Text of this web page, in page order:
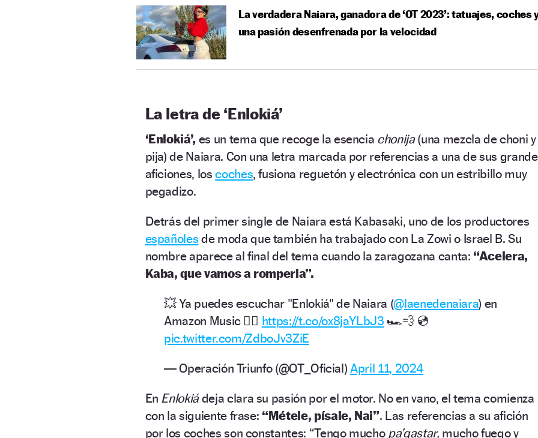
La verdadera Naiara, ganadora de ‘OT 2023’: tatuajes, coches
una pasión desenfrenada por la velocidad
La letra de ‘Enlokiá’
‘Enlokiá’, es un tema que recoge la esencia chonija(una mezcla de choni y
pija) de Naiara. Con una letra marcada por referencias a una de sus
aficiones, loscoches, fusiona reguetón y electrónica con un estribillo muy
pegadizo.
Detrás del primer single de Naiara está Kabasaki, uno de los productores
españoles de moda que también ha trabajado con La Zowi o Israel B. Su
nombre aparece al final del tema cuando la zaragozana canta: “Acelera,
Kaba, que vamos a romperla”.
💥 Ya puedes escuchar "Enlokiá" de Naiara (@laenedenaiara) en
Amazon Music 👉🏻 https://t.co/ox8jaYLbJ3 🏎️💨 💿
pic.twitter.com/ZdboJv3ZiE
— Operación Triunfo (@OT_Oficial) April 11, 2024
En Enlokiádeja clara su pasión por el motor. No en vano, el tema comienza
con la siguiente frase: “Métele, písale, Nai”. Las referencias a su afición
por los coches son constantes: “Tengo mucho pa’gastar, mucho fuego y